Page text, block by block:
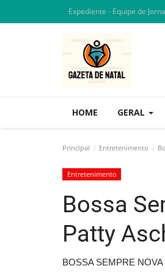
Expediente - Equipe de
HOME GERAL
Principal Entretenimento
Entretenimento
Bossa
Patty
BOSSA SEMPRE